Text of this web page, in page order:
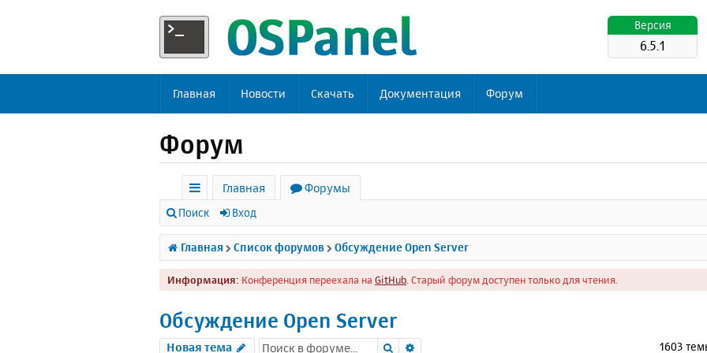
Версия
6.5.1
Главная Новости Скачать Документация Форум
Форум
с
ы
л
к
Главная
Форумы
Поиск Вход
Главная Список форумов Обсуждение Open Server
Информация: Конференция переехала на GitHub . Старый форум доступен только для чтения.
Обсуждение Open Server
Новая тема Поиск 1603